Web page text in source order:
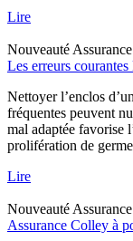
Lire
Nouveauté
Les erreurs
Nettoyer l’enclos
fréquentes peuvent
mal adaptée favorise
prolifération de
Lire
Nouveauté
Assurance Colley à